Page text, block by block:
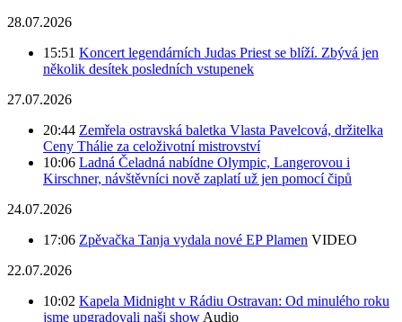
28.07.2026
15:51 Koncert legendárních Judas Priest se blíží. Zbývá jen
několik desítek posledních vstupenek
27.07.2026
20:44 Zemřela ostravská baletka Vlasta Pavelcová, držitelka
Ceny Thálie za celoživotní mistrovství
10:06 Ladná Čeladná nabídne Olympic, Langerovou i
Kirschner, návštěvníci nově zaplatí už jen pomocí čipů
24.07.2026
17:06 Zpěvačka Tanja vydala nové EP Plamen VIDEO
22.07.2026
10:02 Kapela Midnight v Rádiu Ostravan: Od minulého roku
jsme upgradovali naši show Audio